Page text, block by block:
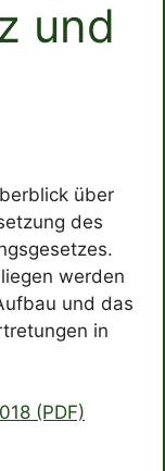
und
über
des
werden
und das
in
(PDF)